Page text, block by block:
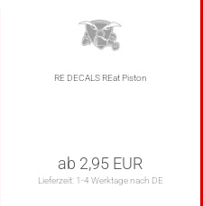
RE DECALS REat Piston
ab 2,95 EUR
Lieferzeit: 1-4 Werktage nach DE